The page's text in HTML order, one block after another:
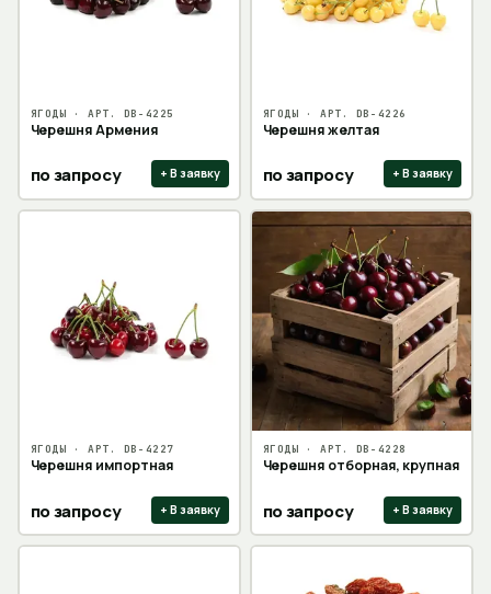
ЯГОДЫ · АРТ. DB-4225
Черешня Армения
по запросу + В заявку
ЯГОДЫ · АРТ. DB-4226
Черешня желтая
по запросу + В заявку
ЯГОДЫ · АРТ. DB-4227
Черешня импортная
по запросу + В заявку
ЯГОДЫ · АРТ. DB-4228
Черешня отборная, крупная
по запросу + В заявку